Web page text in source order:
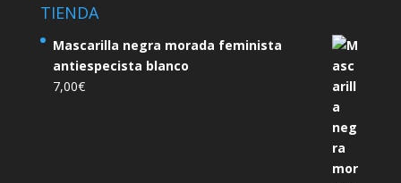
TIENDA
Mascarilla negra morada feminista
antiespecista blanco
7,00€